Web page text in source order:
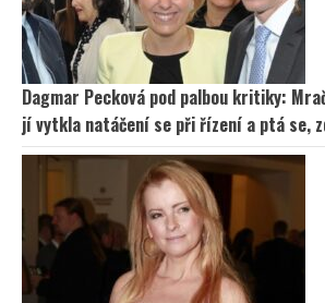
Dagmar Pecková pod palbou kritiky:
jí vytkla natáčení se při řízení a ptá se,